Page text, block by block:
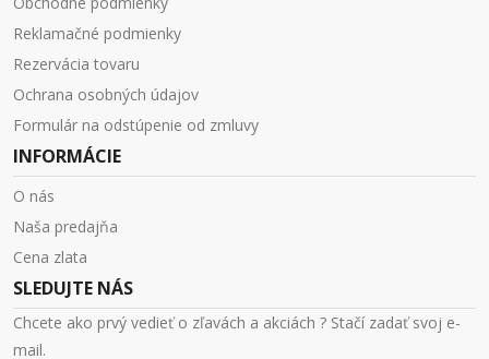
Reklamačné podmienky
Rezervácia tovaru
Ochrana osobných údajov
Formulár na odstúpenie od zmluvy
INFORMÁCIE
O nás
Naša predajňa
Cena zlata
SLEDUJTE NÁS
Chcete ako prvý vedieť o zľavách a akciách ? Stačí zadať svoj e-
mail.